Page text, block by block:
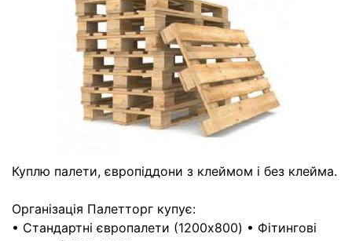
Куплю палети, європіддони з клеймом і без клейма.
Організація Палетторг купує:
• Стандартні європалети (1200x800) • Фітингові